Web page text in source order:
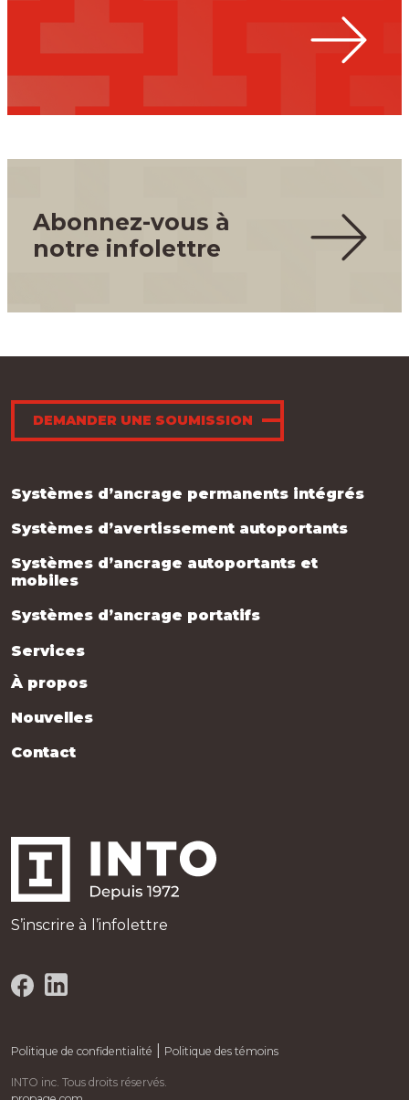
Abonnez-vous à
notre infolettre
S’inscrire à l’infolettre
Politique de confidentialité Politique des témoins
INTO inc. Tous droits réservés.
Systèmes d’ancrage permanents intégrés
Systèmes d’avertissement autoportants
Systèmes d’ancrage autoportants et
mobiles
Systèmes d’ancrage portatifs
Services
À propos
Nouvelles
Contact
DEMANDER UNE SOUMISSION